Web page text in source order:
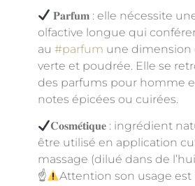
𝐏𝐚𝐫𝐟𝐮𝐦 : elle nécessite
olfactive longue qui
au #parfum une dimension
verte et poudrée. Elle se
des parfums pour homme
notes épicées ou cuirées.
𝐂𝐨𝐬𝐦𝐞́𝐭𝐢𝐪𝐮𝐞 : ingrédient
être utilisé en application
massage (dilué dans de
☝
Attention son usage